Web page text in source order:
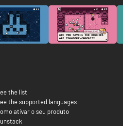
the list
the supported languages
ativar o seu produto